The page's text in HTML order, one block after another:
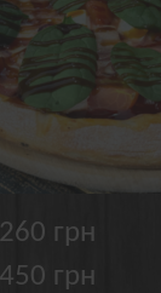
грн
грн